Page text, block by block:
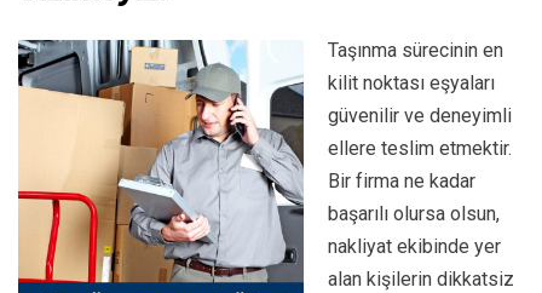
Taşınma sürecinin en
kilit noktası eşyaları
güvenilir ve deneyimli
ellere teslim etmektir.
Bir firma ne kadar
başarılı olursa olsun,
nakliyat ekibinde yer
alan kişilerin dikkatsiz